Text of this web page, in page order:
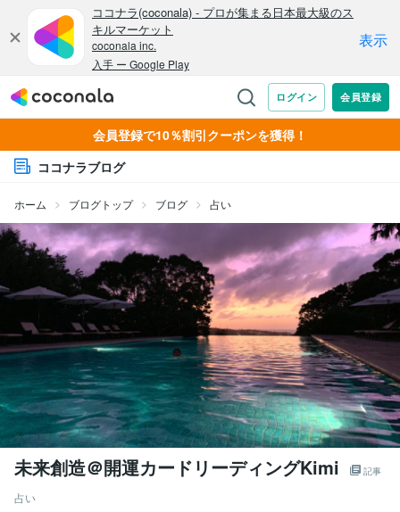
会員登録で10％割引クーポンを獲得！
ココナラブログ
ホーム ブログトップ ブログ 占い
未来創造＠開運カードリーディングKimi 記事
占い